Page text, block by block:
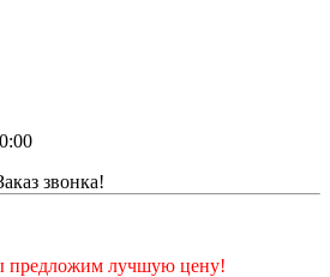
звонка!
предложим лучшую цену!